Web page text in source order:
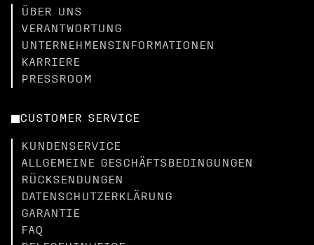
ÜBER UNS
VERANTWORTUNG
UNTERNEHMENSINFORMATIONEN
KARRIERE
PRESSROOM
CUSTOMER SERVICE
KUNDENSERVICE
ALLGEMEINE GESCHÄFTSBEDINGUNGEN
RÜCKSENDUNGEN
DATENSCHUTZERKLÄRUNG
GARANTIE
FAQ